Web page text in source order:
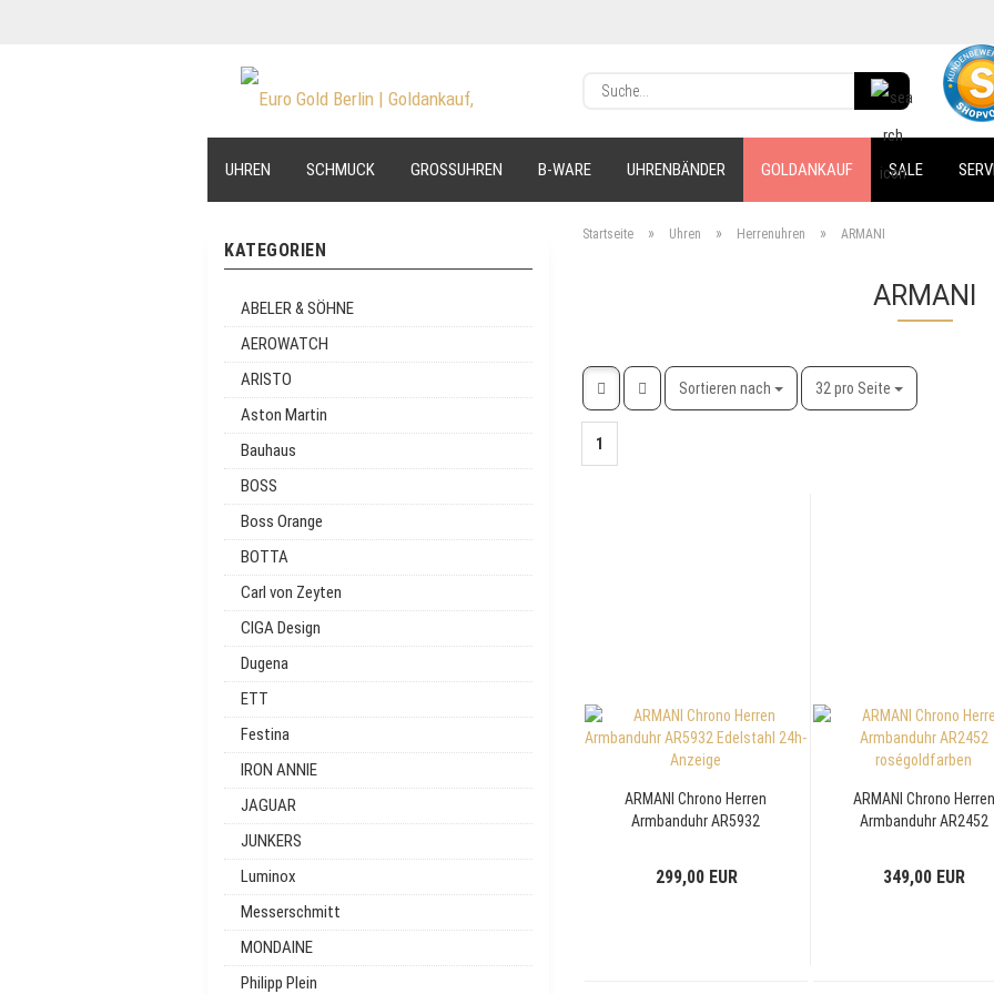
Lieferland S
u
e
UHREN SCHMUCK GROSSUHREN B-WARE UHRENBÄNDER GOLDANKAUF SALE
Startseite » Uhren » Herrenuhren » ARMANI
ARMANI
Sortieren nach
Sortieren nach 32 pro Seite
pro Seite
1
ARMANI Chrono Herren
Armbanduhr AR5932
299,00 EUR
ARMANI Chrono Herren
Armbanduhr AR2452
349,00 EUR
KATEGORIEN
ABELER & SÖHNE
AEROWATCH
ARISTO
Aston Martin
Bauhaus
BOSS
Boss Orange
BOTTA
Carl von Zeyten
CIGA Design
Dugena
ETT
Festina
IRON ANNIE
JAGUAR
JUNKERS
Luminox
Messerschmitt
MONDAINE
Philipp Plein